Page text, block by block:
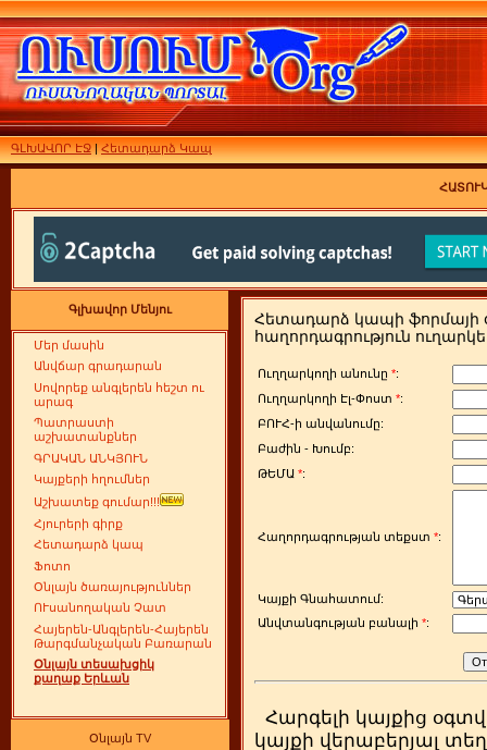
ԳԼԽԱՎՈՐ ԷՋ|Հետադարձ Կապ
Գլխավոր Մենյու
Մեր մասին
Անվճար գրադարան
Սովորեք անգլերեն հեշտ ու
արագ
Պատրաստի
աշխատանքներ
ԳՐԱԿԱՆ ԱՆԿՅՈՒՆ
Կայքերի հղումներ
Աշխատեք գումար!!!
Հյուրերի գիրք
Հետադարձ կապ
Ֆոտո
Օնլայն ծառայություններ
ՈՒսանողական Չատ
Հայերեն-Անգլերեն-Հայերեն
Թարգմանչական Բառարան
Օնլայն տեսախցիկ
քաղաք Երևան
Օնլայն TV
Հետադարձ կապի ֆորմայի
հաղորդագրություն
Ուղղարկողի անունը *:
Ուղղարկողի Էլ-Փոստ *:
ԲՈՒՀ-ի անվանումը:
Բաժին - Խումբ:
ԹԵՄԱ *:
Հաղորդագրության տեքստ *:
Կայքի Գնահատում:
Անվտանգության բանալի *:
Հարգելի կայքից
կայքի վերաբերյալ